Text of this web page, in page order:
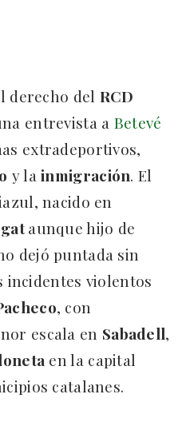
derecho del RCD
entrevista a Betevé
extradeportivos,
y lainmigración. El
nacido en
aunque hijo de
dejó puntada sin
incidentes violentos
, con
escala en Sabadell,
en la capital
catalanes.